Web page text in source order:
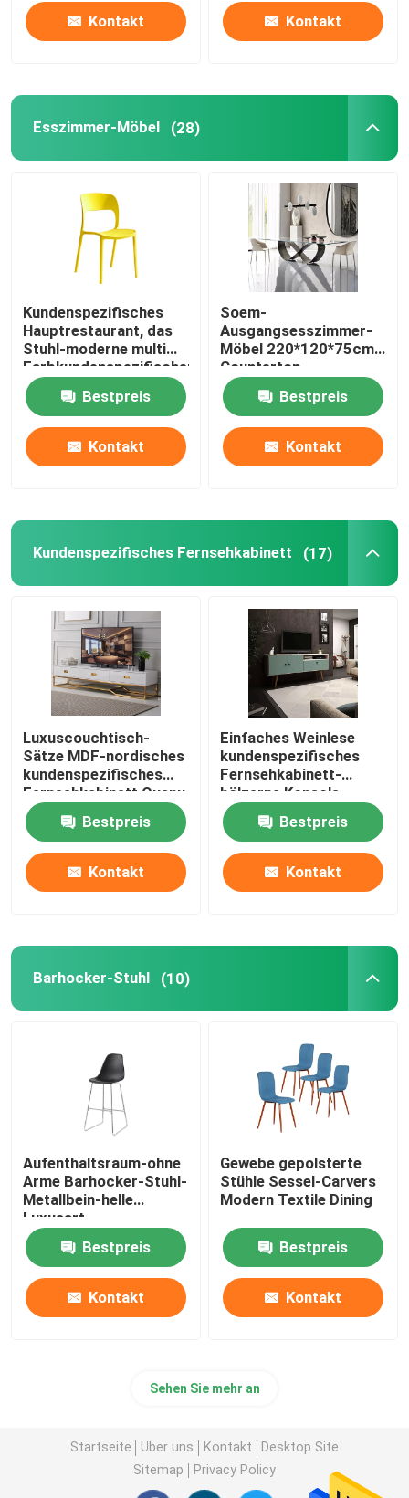
Kontakt Kontakt
Esszimmer-Möbel (28)
Kundenspezifisches
Hauptrestaurant, das
Stuhl-moderne multi
Farbkundenspezifischen
Plastikstuhl speist
Bestpreis
Kontakt
Soem-
Ausgangsesszimmer-
Möbel 220*120*75cm
Countertop-
Speisetisch
Bestpreis
Kontakt
Kundenspezifisches Fernsehkabinett (17)
Luxuscouchtisch-
Sätze MDF-nordisches
kundenspezifisches
Fernsehkabinett Quanu
Bestpreis
Kontakt
Einfaches Weinlese
kundenspezifisches
Fernsehkabinett-
hölzerne Konsole
Fernsehstand-
Unterhaltungszentrum-
Medien
Bestpreis
Kontakt
Barhocker-Stuhl (10)
Aufenthaltsraum-ohne
Arme Barhocker-Stuhl-
Metallbein-helle
Luxusart
Bestpreis
Kontakt
Gewebe gepolsterte
Stühle Sessel-Carvers
Modern Textile Dining
Bestpreis
Kontakt
Sehen Sie mehr an
Startseite Über uns Kontakt
Desktop Site
Sitemap
Privacy Policy